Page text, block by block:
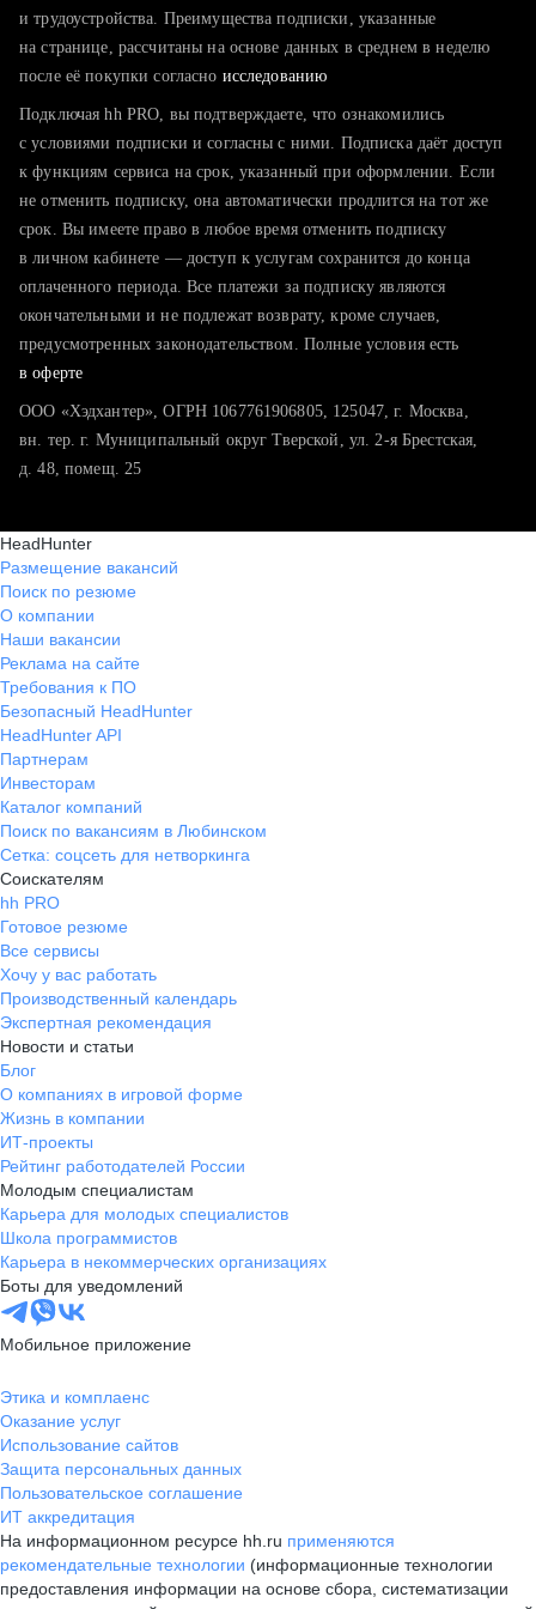
тратите много времени на поиск и вручную поднимаете
хотите сравнить себя с конкурентами и оценить шансы
и трудоустройства. Преимущества подписки, указанные
на странице, рассчитаны на основе данных в среднем в неделю
после её покупки согласно исследованию
Подключая hh PRO, вы подтверждаете, что ознакомились
с условиями подписки и согласны с ними. Подписка даёт доступ
к функциям сервиса на срок, указанный при оформлении. Если
не отменить подписку, она автоматически продлится на тот же
срок. Вы имеете право в любое время отменить подписку
в личном кабинете — доступ к услугам сохранится до конца
оплаченного периода. Все платежи за подписку являются
окончательными и не подлежат возврату, кроме случаев,
предусмотренных законодательством. Полные условия есть
в оферте
ООО «Хэдхантер», ОГРН 1067761906805, 125047, г. Москва,
вн. тер. г. Муниципальный округ Тверской, ул. 2-я Брестская,
д. 48, помещ. 25
HeadHunter
Размещение вакансий
Поиск по резюме
О компании
Наши вакансии
Реклама на сайте
Требования к ПО
Безопасный HeadHunter
HeadHunter API
Партнерам
Инвесторам
Каталог компаний
Поиск по вакансиям в Любинском
Сетка: соцсеть для нетворкинга
Соискателям
hh PRO
Готовое резюме
Все сервисы
Хочу у вас работать
Производственный календарь
Экспертная рекомендация
Новости и статьи
Блог
О компаниях в игровой форме
Жизнь в компании
ИТ-проекты
Рейтинг работодателей России
Молодым специалистам
Карьера для молодых специалистов
Школа программистов
Карьера в некоммерческих организациях
Боты для уведомлений
Мобильное приложение
Этика и комплаенс
Оказание услуг
Использование сайтов
Защита персональных данных
Пользовательское соглашение
ИТ аккредитация
На информационном ресурсе hh.ru применяются
рекомендательные технологии (информационные технологии
предоставления информации на основе сбора, систематизации